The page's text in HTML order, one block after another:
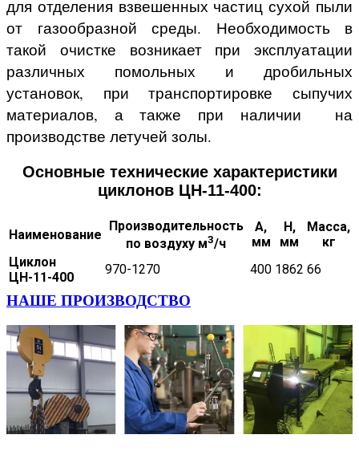
для отделения взвешенных частиц сухой пыли
от газообразной среды. Необходимость в
такой очистке возникает при эксплуатации
различных помольных и дробильных
установок, при транспортировке сыпучих
материалов, а также при наличии на
производстве летучей золы.
Основные технические характеристики
циклонов ЦН-11-400:
Наименование
Производительность
по воздуху м3/ч
А,
мм
Н,
мм
Масса,
кг
Циклон
ЦН-11-400
970-1270 400 1862 66
НАШЕ ПРОИЗВОДСТВО